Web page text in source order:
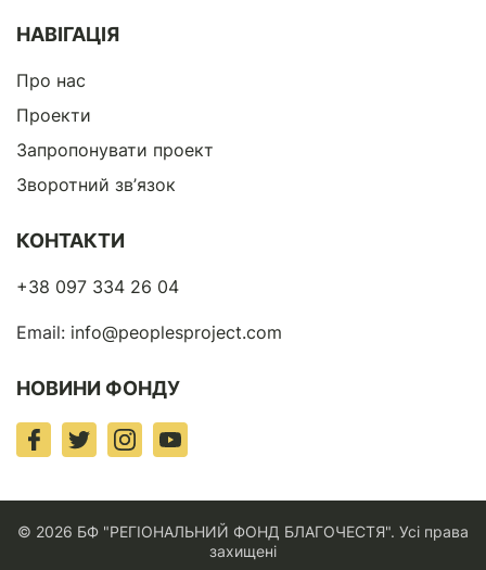
НАВІГАЦІЯ
Про нас
Проекти
Запропонувати проект
Зворотний зв’язок
КОНТАКТИ
+38 097 334 26 04
Email: info@peoplesproject.com
НОВИНИ ФОНДУ
© 2026 БФ "РЕГІОНАЛЬНИЙ ФОНД БЛАГОЧЕСТЯ". Усі права
захищені